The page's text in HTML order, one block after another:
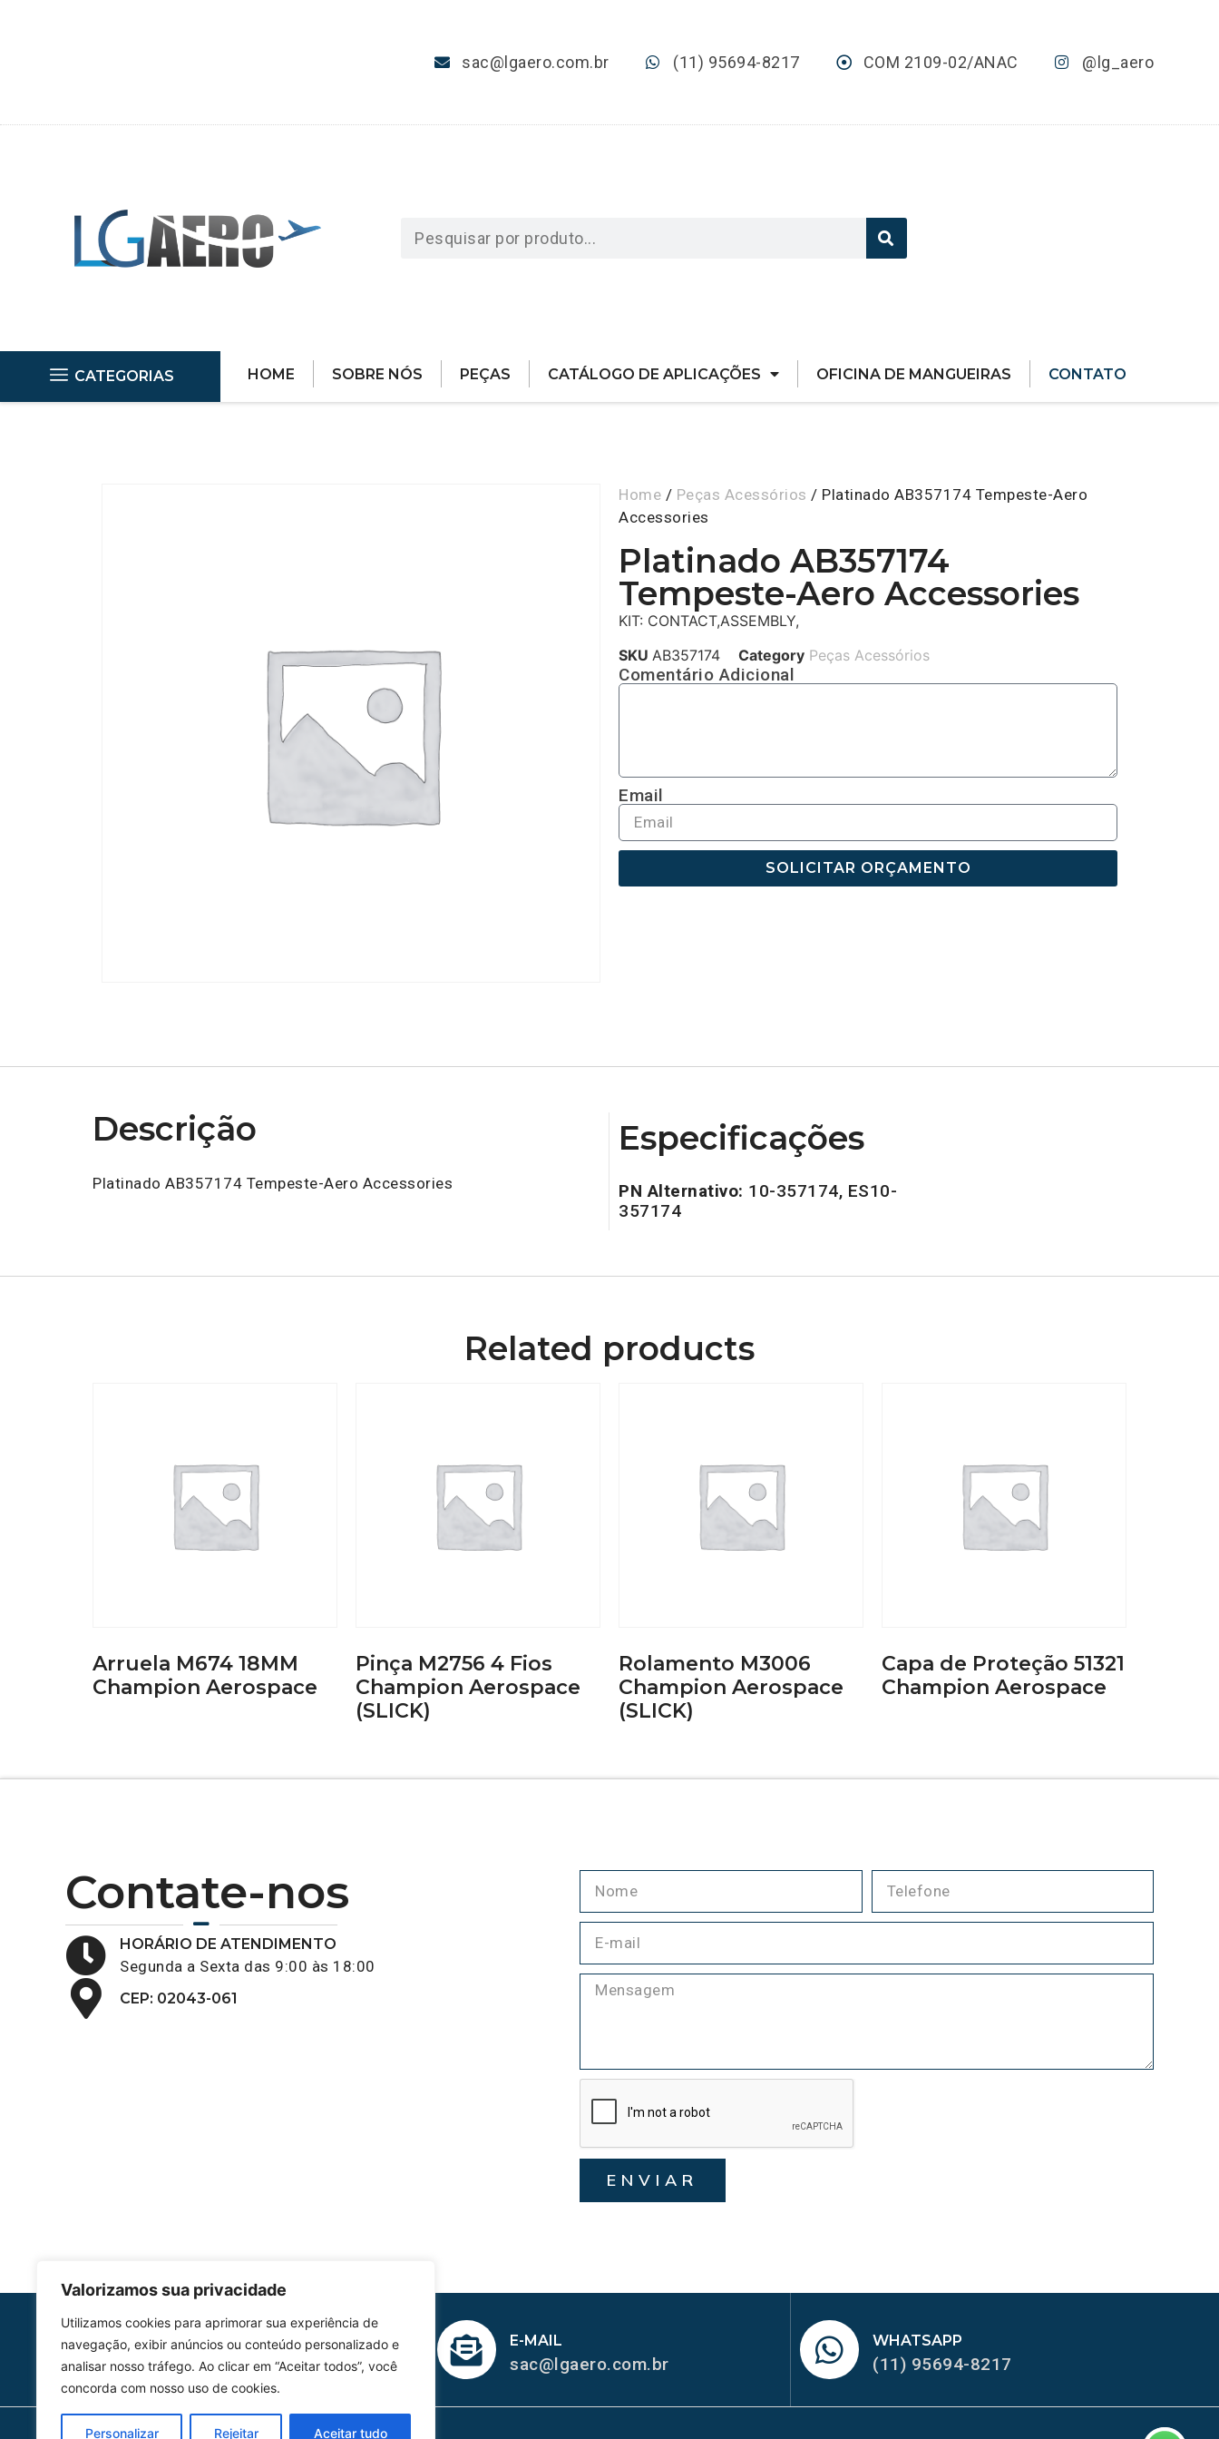
Valorizamos sua privacidade
Utilizamos cookies para aprimorar sua experiência de
navegação, exibir anúncios ou conteúdo personalizado e
analisar nosso tráfego. Ao clicar em “Aceitar todos”, você
concorda com nosso uso de cookies.
Personalizar Rejeitar Aceitar tudo
sac@lgaero.com.br (11) 95694-8217 COM 2109-02/ANAC @lg_aero
CATEGORIAS HOME SOBRE NÓS PEÇAS CATÁLOGO DE APLICAÇÕES OFICINA DE MANGUEIRAS CONTATO
Home / Peças Acessórios / Platinado AB357174 Tempeste-Aero
Accessories
Platinado AB357174
Tempeste-Aero Accessories
KIT: CONTACT,ASSEMBLY,
SKU AB357174 Category Peças Acessórios
Comentário Adicional
Email
SOLICITAR ORÇAMENTO
Descrição
Platinado AB357174 Tempeste-Aero Accessories
Especificações
PN Alternativo: 10-357174, ES10-
357174
Related products
Arruela M674 18MM
Champion Aerospace
Pinça M2756 4 Fios
Champion Aerospace
(SLICK)
Rolamento M3006
Champion Aerospace
(SLICK)
Capa de Proteção 51321
Champion Aerospace
Contate-nos
HORÁRIO DE ATENDIMENTO
Segunda a Sexta das 9:00 às 18:00
CEP: 02043-061
ENVIAR
HOMOLGAÇÃO
COM 2109-02/ANAC
E-MAIL
sac@lgaero.com.br
WHATSAPP
(11) 95694-8217